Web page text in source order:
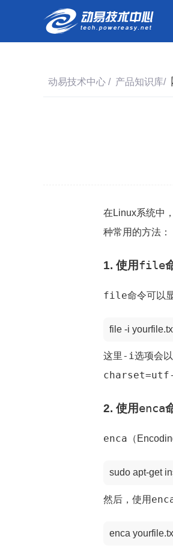
动易技术中心 / 产品知识库/
在Linux系统中
种常用的方法：
1. 使用file
file命令可以
file -i
这里 -i选项会
2. 使用enca
enca （
sudo apt-get
然后，使用
enca